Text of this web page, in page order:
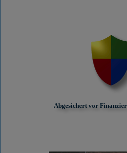
Abgesichert vor